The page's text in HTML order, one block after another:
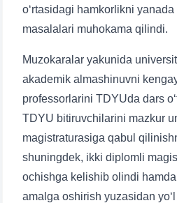
oʻrtasidagi hamkorlikni
masalalari muhokama qilindi.
Muzokaralar yakunida
akademik almashinuvni
professorlarini TDYUda dars
TDYU bitiruvchilarini mazkur
magistraturasiga qabul
shuningdek, ikki diplomli
ochishga kelishib olindi
amalga oshirish yuzasidan